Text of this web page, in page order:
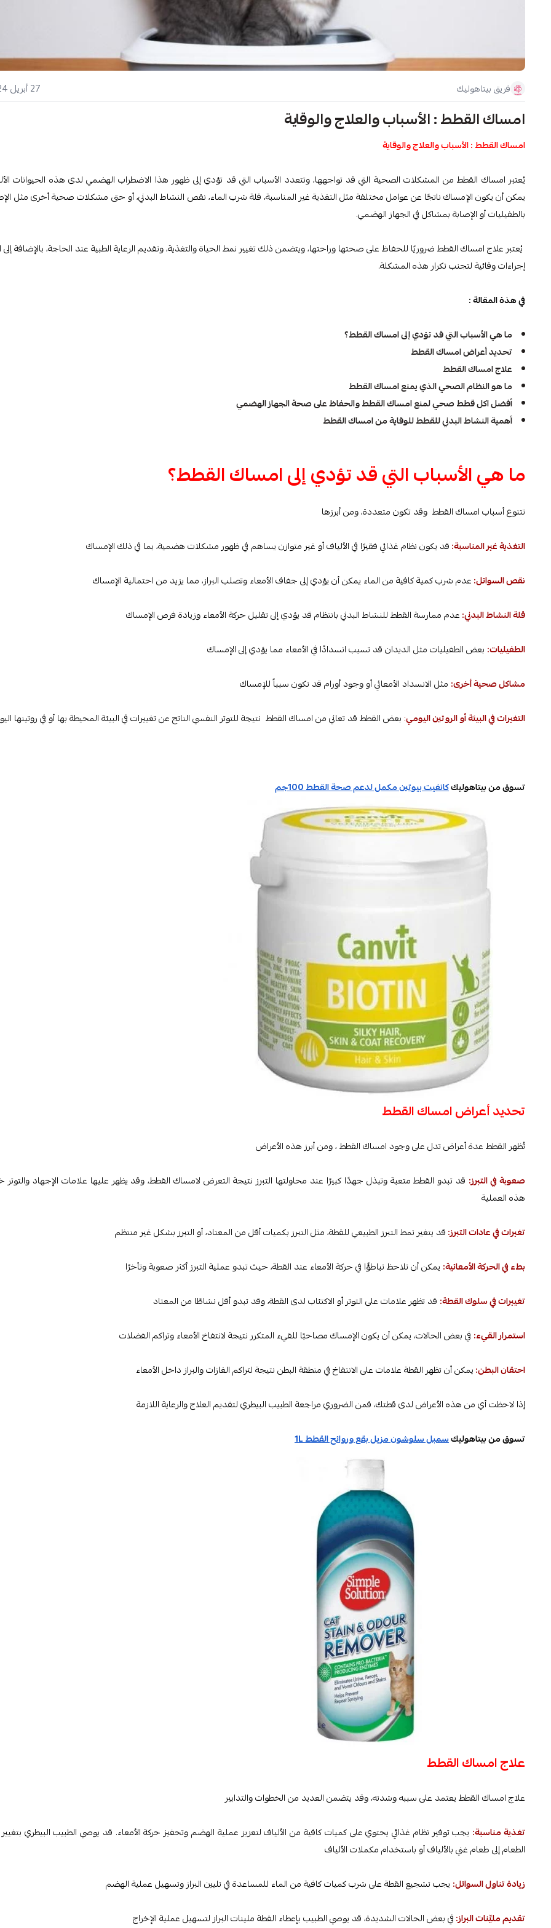
فريق بيتاهوليك 27 أبريل 2024
امساك القطط : الأسباب والعلاج والوقاية
امساك القطط : الأسباب والعلاج والوقاية
يُعتبر امساك القطط من المشكلات الصحية التي قد تواجهها، وتتعدد الأسباب التي قد تؤدي إلى ظهور هذا الاضطراب الهضمي لدى هذه الحيوانات
يمكن أن يكون الإمساك ناتجًا عن عوامل مختلفة مثل التغذية غير المناسبة، قلة شرب الماء، نقص النشاط البدني، أو حتى مشكلات صحية أخرى مثل
بالطفيليات أو الإصابة بمشاكل في الجهاز الهضمي.
يُعتبر علاج امساك القطط ضروريًا للحفاظ على صحتها وراحتها، ويتضمن ذلك تغيير نمط الحياة والتغذية، وتقديم الرعاية الطبية عند الحاجة، بالإضافة إلى
إجراءات وقائية لتجنب تكرار هذه المشكلة.
في هذة المقالة :
ما هي الأسباب التي قد تؤدي إلى امساك القطط؟
تحديد أعراض امساك القطط
علاج امساك القطط
ما هو النظام الصحي الذي يمنع امساك القطط
أفضل اكل قطط صحي لمنع امساك القطط والحفاظ على صحة الجهاز الهضمي
أهمية النشاط البدني للقطط للوقاية من امساك القطط
ما هي الأسباب التي قد تؤدي إلى امساك القطط؟
تتنوع أسباب امساك القطط وقد تكون متعددة، ومن أبرزها
التغذية غير المناسبة:قد يكون نظام غذائي فقيرًا في الألياف أو غير متوازن يساهم في ظهور مشكلات هضمية، بما في ذلك الإمساك
نقص السوائل:عدم شرب كمية كافية من الماء يمكن أن يؤدي إلى جفاف الأمعاء وتصلب البراز، مما يزيد من احتمالية الإمساك
قلة النشاط البدني:عدم ممارسة القطط للنشاط البدني بانتظام قد يؤدي إلى تقليل حركة الأمعاء وزيادة فرص الإمساك
الطفيليات: بعض الطفيليات مثل الديدان قد تسبب انسدادًا في الأمعاء مما يؤدي إلى الإمساك
مشاكل صحية أخرى: مثل الانسداد الأمعائي أو وجود أورام قد تكون سبباً للإمساك
التغيرات في البيئة أو الروتين اليومي: بعض القطط قد تعاني من امساك القطط نتيجة للتوتر النفسي الناتج عن تغييرات في البيئة المحيطة بها أو في روتينها
تسوق من بيتاهوليككانفيت بيوتين مكمل لدعم صحة القطط 100جم
تحديد أعراض امساك القطط
تُظهر القطط عدة أعراض تدل على وجود امساك القطط ، ومن أبرز هذه الأعراض
صعوبة في التبرز: قد تبدو القطط متعبة وتبذل جهدًا كبيرًا عند محاولتها التبرز نتيجة التعرض لامساك القطط، وقد يظهر عليها علامات الإجهاد والتوتر
هذه العملية
تغيرات في عادات التبرز:قد يتغير نمط التبرز الطبيعي للقطة، مثل التبرز بكميات أقل من المعتاد، أو التبرز بشكل غير منتظم
بطء في الحركة الأمعائية: يمكن أن تلاحظ تباطؤًا في حركة الأمعاء عند القطة، حيث تبدو عملية التبرز أكثر صعوبة وتأخرًا
تغييرات في سلوك القطة: قد تظهر علامات على التوتر أو الاكتئاب لدى القطة، وقد تبدو أقل نشاطًا من المعتاد
استمرار القيء: في بعض الحالات، يمكن أن يكون الإمساك مصاحبًا للقيء المتكرر نتيجة لانتفاخ الأمعاء وتراكم الفضلات
احتقان البطن:يمكن أن تظهر القطة علامات على الانتفاخ في منطقة البطن نتيجة لتراكم الغازات والبراز داخل الأمعاء
إذا لاحظت أي من هذه الأعراض لدى قطتك، فمن الضروري مراجعة الطبيب البيطري لتقديم العلاج والرعاية اللازمة
تسوق من بيتاهوليكسمبل سلوشون مزيل بقع وروائح القطط 1L
علاج امساك القطط
علاج امساك القطط يعتمد على سببه وشدته، وقد يتضمن العديد من الخطوات والتدابير
تغذية مناسبة: يجب توفير نظام غذائي يحتوي على كميات كافية من الألياف لتعزيز عملية الهضم وتحفيز حركة الأمعاء. قد يوصي الطبيب البيطري
الطعام إلى طعام غني بالألياف أو باستخدام مكملات الألياف
زيادة تناول السوائل: يجب تشجيع القطة على شرب كميات كافية من الماء للمساعدة في تليين البراز وتسهيل عملية الهضم
تقديم مليِّنات البراز:في بعض الحالات الشديدة، قد يوصي الطبيب بإعطاء القطة ملينات البراز لتسهيل عملية الإخراج